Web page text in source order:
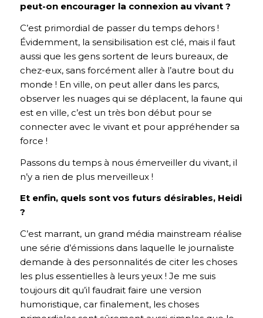
peut-on encourager la connexion au vivant ?
C’est primordial de passer du temps dehors !
Évidemment, la sensibilisation est clé, mais il faut
aussi que les gens sortent de leurs bureaux, de
chez-eux, sans forcément aller à l’autre bout du
monde ! En ville, on peut aller dans les parcs,
observer les nuages qui se déplacent, la faune qui
est en ville, c’est un très bon début pour se
connecter avec le vivant et pour appréhender sa
force !
Passons du temps à nous émerveiller du vivant, il
n’y a rien de plus merveilleux !
Et enfin, quels sont vos futurs désirables, Heidi
?
C’est marrant, un grand média mainstream réalise
une série d’émissions dans laquelle le journaliste
demande à des personnalités de citer les choses
les plus essentielles à leurs yeux ! Je me suis
toujours dit qu’il faudrait faire une version
humoristique, car finalement, les choses